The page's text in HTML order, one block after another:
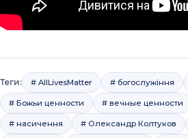
Теги: # AllLivesMatter # богослужіння
# Божьи ценности # вечные ценности
# насичення # Олександр Колтуков